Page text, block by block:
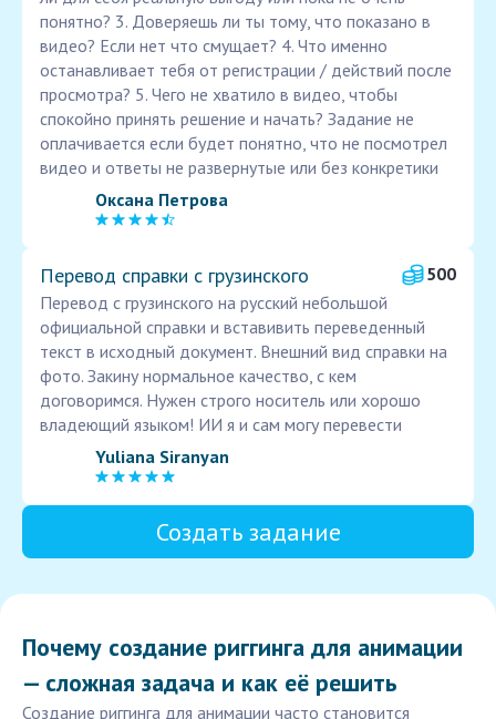
понятно? 3. Доверяешь ли ты тому, что показано в
видео? Если нет что смущает? 4. Что именно
останавливает тебя от регистрации / действий после
просмотра? 5. Чего не хватило в видео, чтобы
спокойно принять решение и начать? Задание не
оплачивается если будет понятно, что не посмотрел
видео и ответы не развернутые или без конкретики
Оксана Петрова
Перевод справки с грузинского
500
Перевод с грузинского на русский небольшой
официальной справки и вставивить переведенный
текст в исходный документ. Внешний вид справки на
фото. Закину нормальное качество, с кем
договоримся. Нужен строго носитель или хорошо
владеющий языком! ИИ я и сам могу перевести
Yuliana Siranyan
Создать задание
Почему создание риггинга для анимации
— сложная задача и как её решить
Создание риггинга для анимации часто становится